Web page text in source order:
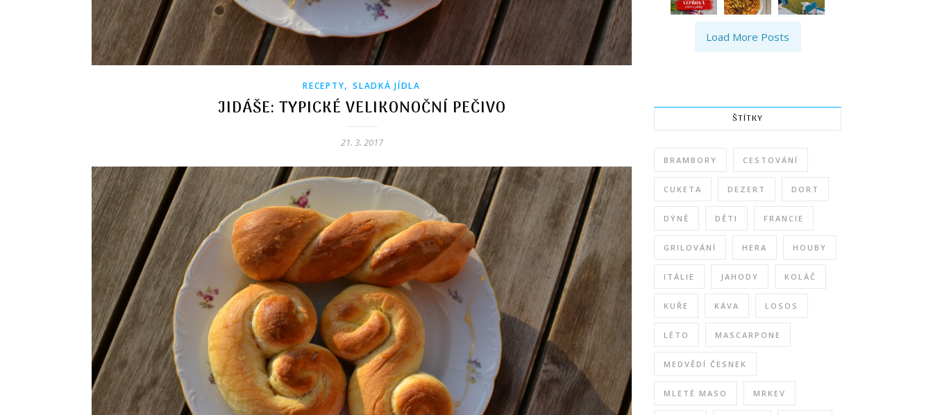
RECEPTY,SLADKÁ JÍDLA
JIDÁŠE: TYPICKÉ VELIKONOČNÍ PEČIVO
21. 3. 2017
Load More Posts
ŠTÍTKY
BRAMBORY CESTOVÁNÍ
CUKETA DEZERT DORT
DÝNĚ DĚTI FRANCIE
GRILOVÁNÍ HERA HOUBY
ITÁLIE JAHODY KOLÁČ
KUŘE KÁVA LOSOS
LÉTO MASCARPONE
MEDVĚDÍ ČESNEK
MLETÉ MASO MRKEV